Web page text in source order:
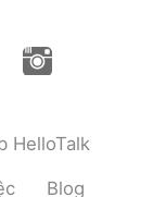
식이 참 안
seriously
part is
HelloTalk
Blog